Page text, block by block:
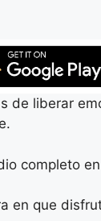
de liberar
completo
en que